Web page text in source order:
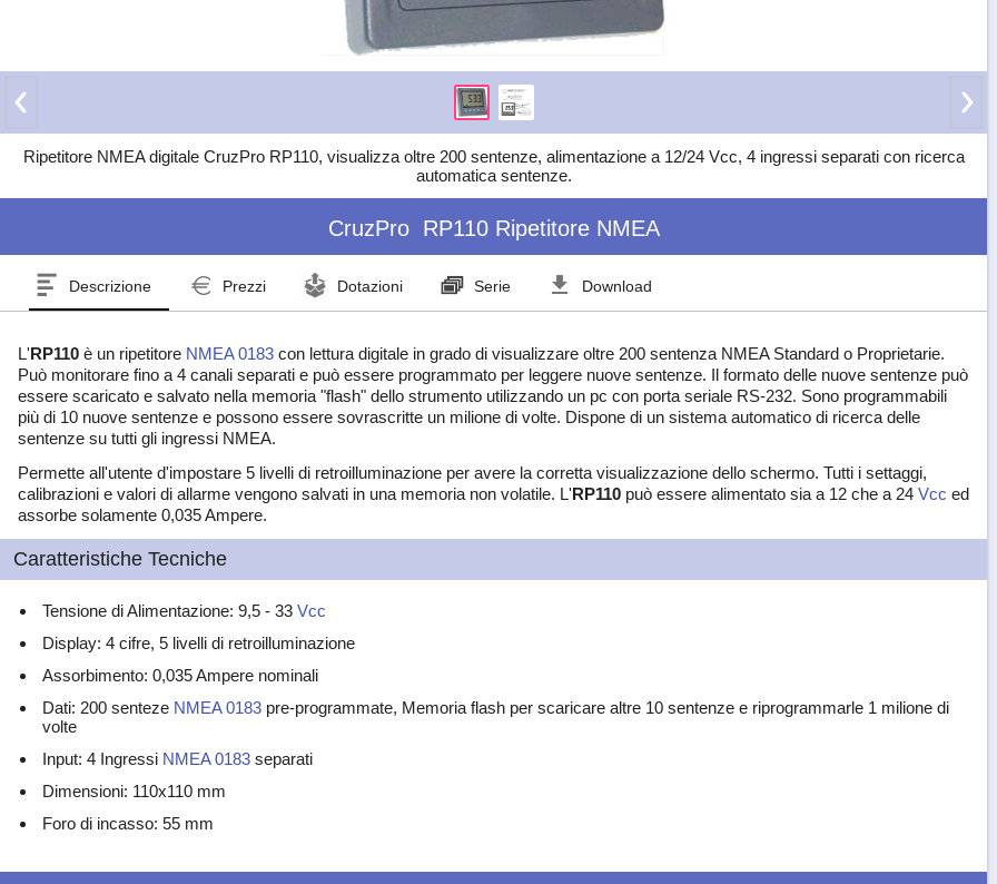
Ripetitore NMEA digitale CruzPro RP110, visualizza oltre 200 sentenze, alimentazione a 12/24 Vcc, 4 ingressi separati con ricerca
automatica sentenze.
CruzPro RP110 Ripetitore NMEA
Descrizione Prezzi Dotazioni Serie Download
L'RP110 è un ripetitore NMEA 0183 con lettura digitale in grado di visualizzare oltre 200 sentenza NMEA Standard o Proprietarie.
Può monitorare fino a 4 canali separati e può essere programmato per leggere nuove sentenze. Il formato delle nuove sentenze può
essere scaricato e salvato nella memoria "flash" dello strumento utilizzando un pc con porta seriale RS-232. Sono programmabili
più di 10 nuove sentenze e possono essere sovrascritte un milione di volte. Dispone di un sistema automatico di ricerca delle
sentenze su tutti gli ingressi NMEA.
Permette all'utente d'impostare 5 livelli di retroilluminazione per avere la corretta visualizzazione dello schermo. Tutti i settaggi,
calibrazioni e valori di allarme vengono salvati in una memoria non volatile. L'RP110 può essere alimentato sia a 12 che a 24 Vcc ed
assorbe solamente 0,035 Ampere.
Caratteristiche Tecniche
Tensione di Alimentazione: 9,5 - 33 Vcc
Display: 4 cifre, 5 livelli di retroilluminazione
Assorbimento: 0,035 Ampere nominali
Dati: 200 senteze NMEA 0183 pre-programmate, Memoria flash per scaricare altre 10 sentenze e riprogrammarle 1 milione di
volte
Input: 4 Ingressi NMEA 0183 separati
Dimensioni: 110x110 mm
Foro di incasso: 55 mm